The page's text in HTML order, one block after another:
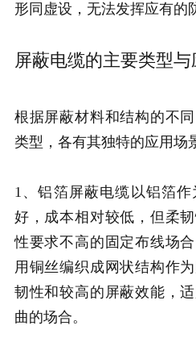
形同虚设，无法发挥应有的
屏蔽电缆的主要类型
根据屏蔽材料和结构的不
类型，各有其独特的应用场
1、铝箔屏蔽电缆以铝箔
好，成本相对较低，但柔
性要求不高的固定布线场
用铜丝编织成网状结构作
韧性和较高的屏蔽效能，
曲的场合。